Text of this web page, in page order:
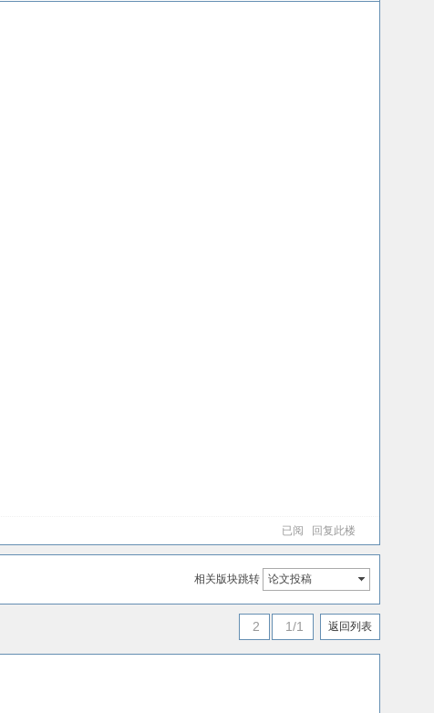
已阅 回复此楼
相关版块跳转 论文投稿
2 1/1 返回列表